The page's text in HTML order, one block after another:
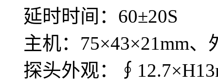
延时时间：60±20S
主机：75×43×21mm
探头外观：